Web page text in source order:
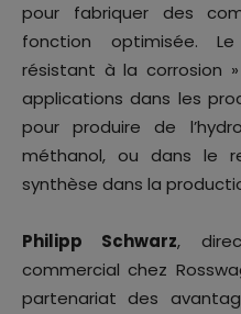
pour fabriquer des
fonction optimisée.
résistant à la corrosion
applications dans les
pour produire de
méthanol, ou dans le
synthèse dans la
Philipp Schwarz,
commercial chez
partenariat des